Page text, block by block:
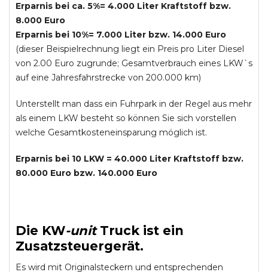
Erparnis bei ca. 5%= 4.000 Liter Kraftstoff bzw.
8.000 Euro
Erparnis bei 10%= 7.000 Liter bzw. 14.000 Euro
(dieser Beispielrechnung liegt ein Preis pro Liter Diesel
von 2.00 Euro zugrunde; Gesamtverbrauch eines LKW`s
auf eine Jahresfahrstrecke von 200.000 km)
Unterstellt man dass ein Fuhrpark in der Regel aus mehr
als einem LKW besteht so können Sie sich vorstellen
welche Gesamtkosteneinsparung möglich ist.
Erparnis bei 10 LKW = 40.000 Liter Kraftstoff bzw.
80.000 Euro bzw. 140.000 Euro
Die KW-unit Truckist ein
Zusatzsteuergerät.
Es wird mit Originalsteckern und entsprechenden